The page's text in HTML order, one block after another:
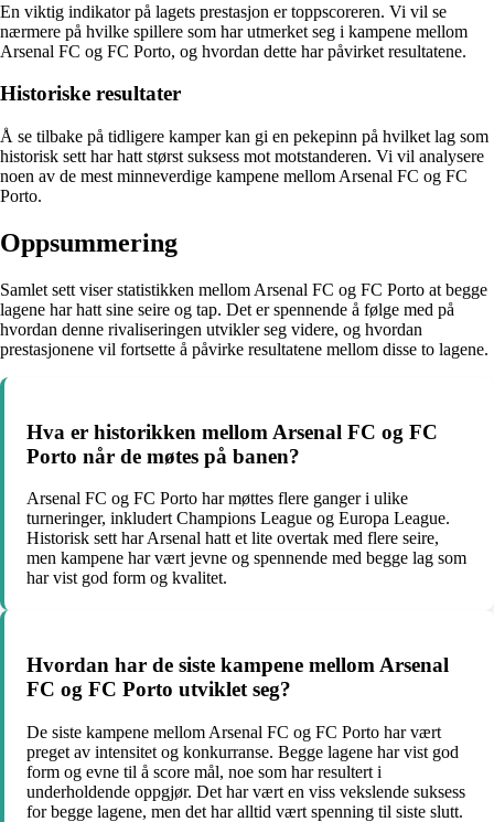
En viktig indikator på lagets prestasjon er toppscoreren. Vi vil se
nærmere på hvilke spillere som har utmerket seg i kampene mellom
Arsenal FC og FC Porto, og hvordan dette har påvirket resultatene.
Historiske resultater
Å se tilbake på tidligere kamper kan gi en pekepinn på hvilket lag som
historisk sett har hatt størst suksess mot motstanderen. Vi vil analysere
noen av de mest minneverdige kampene mellom Arsenal FC og FC
Porto.
Oppsummering
Samlet sett viser statistikken mellom Arsenal FC og FC Porto at begge
lagene har hatt sine seire og tap. Det er spennende å følge med på
hvordan denne rivaliseringen utvikler seg videre, og hvordan
prestasjonene vil fortsette å påvirke resultatene mellom disse to lagene.
Hva er historikken mellom Arsenal FC og FC
Porto når de møtes på banen?
Arsenal FC og FC Porto har møttes flere ganger i ulike
turneringer, inkludert Champions League og Europa League.
Historisk sett har Arsenal hatt et lite overtak med flere seire,
men kampene har vært jevne og spennende med begge lag som
har vist god form og kvalitet.
Hvordan har de siste kampene mellom Arsenal
FC og FC Porto utviklet seg?
De siste kampene mellom Arsenal FC og FC Porto har vært
preget av intensitet og konkurranse. Begge lagene har vist god
form og evne til å score mål, noe som har resultert i
underholdende oppgjør. Det har vært en viss vekslende suksess
for begge lagene, men det har alltid vært spenning til siste slutt.